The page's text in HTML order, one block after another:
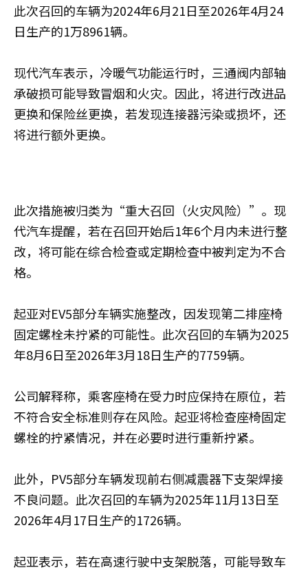
此次召回的车辆为2024年6月21日至2026年4月24
日生产的1万8961辆。
现代汽车表示，冷暖气功能运行时，三通阀内部轴
承破损可能导致冒烟和火灾。因此，将进行改进品
更换和保险丝更换，若发现连接器污染或损坏，还
将进行额外更换。
此次措施被归类为“重大召回（火灾风险）”。现
代汽车提醒，若在召回开始后1年6个月内未进行整
改，将可能在综合检查或定期检查中被判定为不合
格。
起亚对EV5部分车辆实施整改，因发现第二排座椅
固定螺栓未拧紧的可能性。此次召回的车辆为2025
年8月6日至2026年3月18日生产的7759辆。
公司解释称，乘客座椅在受力时应保持在原位，若
不符合安全标准则存在风险。起亚将检查座椅固定
螺栓的拧紧情况，并在必要时进行重新拧紧。
此外，PV5部分车辆发现前右侧减震器下支架焊接
不良问题。此次召回的车辆为2025年11月13日至
2026年4月17日生产的1726辆。
起亚表示，若在高速行驶中支架脱落，可能导致车